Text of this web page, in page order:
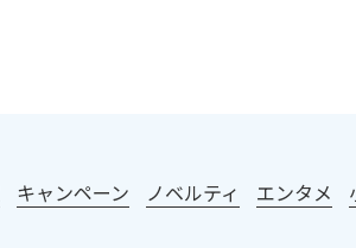
キャンペーン ノベルティ エンタメ